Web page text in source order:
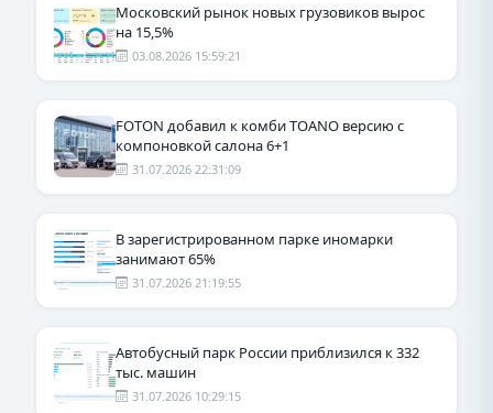
Московский рынок новых грузовиков вырос
на 15,5%
03.08.2026 15:59:21
FOTON добавил к комби TOANO версию с
компоновкой салона 6+1
31.07.2026 22:31:09
В зарегистрированном парке иномарки
занимают 65%
31.07.2026 21:19:55
Автобусный парк России приблизился к 332
тыс. машин
31.07.2026 10:29:15